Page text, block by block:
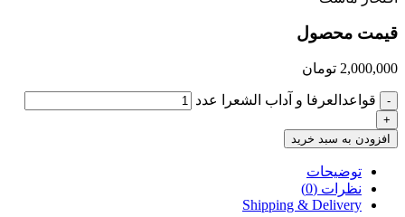
قیمت محصول
2,000,000 تومان
- قواعدالعرفا و آداب الشعرا عدد
+
افزودن به سبد خرید
توضیحات
نظرات (0)
Shipping & Delivery